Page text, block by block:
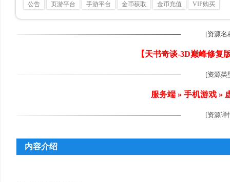
公告 页游平台 手游平台 金币获取 金币充值 VIP购买
[资源名
【天书奇谈-3D巅峰修复
[资源类
服务端 » 手机游戏 »
[资源详
内容介绍